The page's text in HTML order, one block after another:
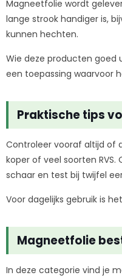
Magneetfolie wordt
lange strook handiger is,
kunnen hechten.
Wie deze producten goed
een toepassing waarvoor
Praktische tips
Controleer vooraf altijd of
koper of veel soorten
schaar en test bij twijfel
Voor dagelijks gebruik is
Magneetfolie
In deze categorie vind je